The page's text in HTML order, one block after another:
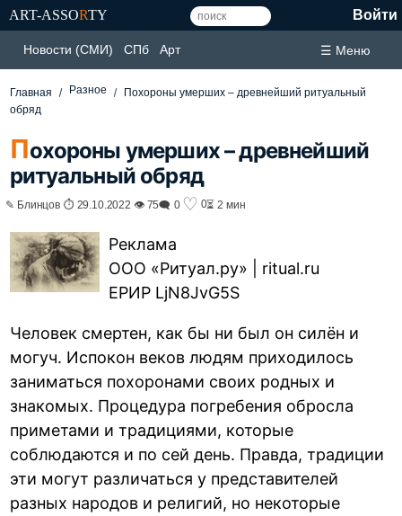
ART-ASSORTY Войти
Новости (СМИ) СПб Арт ☰ Меню
Главная Разное
Похороны умерших – древнейший ритуальный
обряд
Похороны умерших – древнейший
ритуальный обряд
✎ Блинцов ⏱ 29.10.2022 👁 75🗨 0 ♡ 0⏳ 2 мин
Реклама
ООО «Ритуал.ру» | ritual.ru
ЕРИР LjN8JvG5S
Человек смертен, как бы ни был он силён и
могуч. Испокон веков людям приходилось
заниматься похоронами своих родных и
знакомых. Процедура погребения обросла
приметами и традициями, которые
соблюдаются и по сей день. Правда, традиции
эти могут различаться у представителей
разных народов и религий, но некоторые